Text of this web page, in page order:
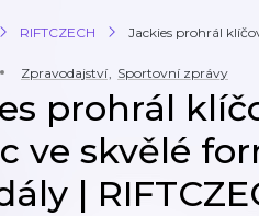
RIFTCZECH Jackies prohrál
Zpravodajství, Sportovní zprávy
prohrál
ve skvělé
|